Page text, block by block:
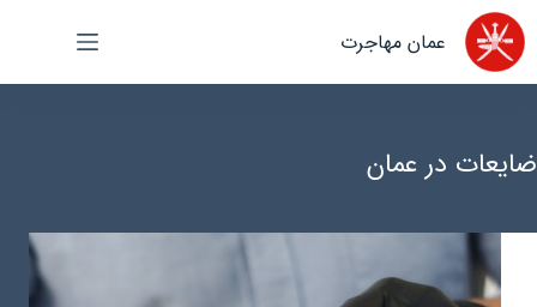
پرش
به
محتوا
عمان مهاجرت
ضایعات در عمان